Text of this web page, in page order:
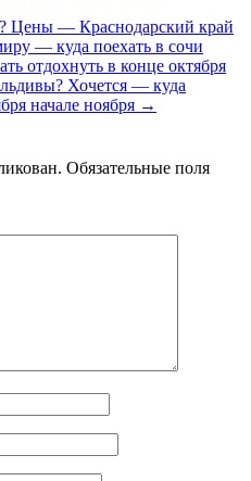
Цены — Краснодарский край
— куда поехать в сочи
отдохнуть в конце октября
Хочется — куда
начале ноября →
Обязательные поля